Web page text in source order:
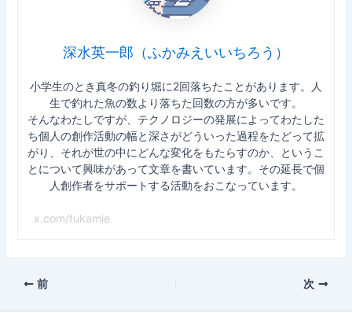
深水英一郎（ふかみえいいちろう）
小学生のとき真冬の釣り堀に2回落ちたことがあります。人
生で釣れた魚の数より落ちた回数の方が多いです。
そんなわたしですが、テクノロジーの発展によってわたした
ち個人の創作活動の幅と深さがどういった過程をたどって拡
がり、それが世の中にどんな変化をもたらすのか、というこ
とについて興味があって文章を書いています。その延長で個
人創作者をサポートする活動をおこなっています。
x.com/fukamie
前 次